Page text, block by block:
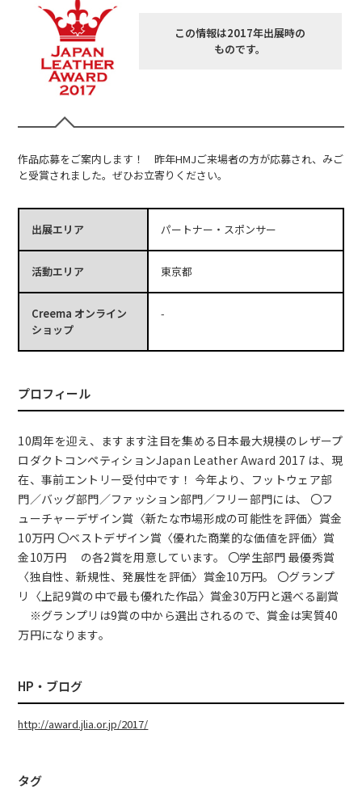
この情報は2017年出展時の
ものです。
作品応募をご案内します！ 昨年HMJご来場者の方が応募され、みご
と受賞されました。ぜひお立寄りください。
出展エリア パートナー・スポンサー
活動エリア 東京都
Creema オンライン
ショップ
-
プロフィール
10周年を迎え、ますます注目を集める日本最大規模のレザープ
ロダクトコンペティションJapan Leather Award 2017 は、現
在、事前エントリー受付中です！ 今年より、フットウェア部
門／バッグ部門／ファッション部門／フリー部門には、 〇フ
ューチャーデザイン賞〈新たな市場形成の可能性を評価〉賞金
10万円 〇ベストデザイン賞〈優れた商業的な価値を評価〉賞
金10万円 の各2賞を用意しています。 〇学生部門 最優秀賞
〈独自性、新規性、発展性を評価〉賞金10万円。 〇グランプ
リ〈上記9賞の中で最も優れた作品〉賞金30万円と選べる副賞
※グランプリは9賞の中から選出されるので、賞金は実質40
万円になります。
HP・ブログ
http://award.jlia.or.jp/2017/
タグ